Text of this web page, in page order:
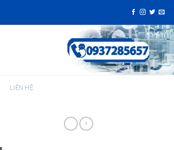
LIÊN HỆ